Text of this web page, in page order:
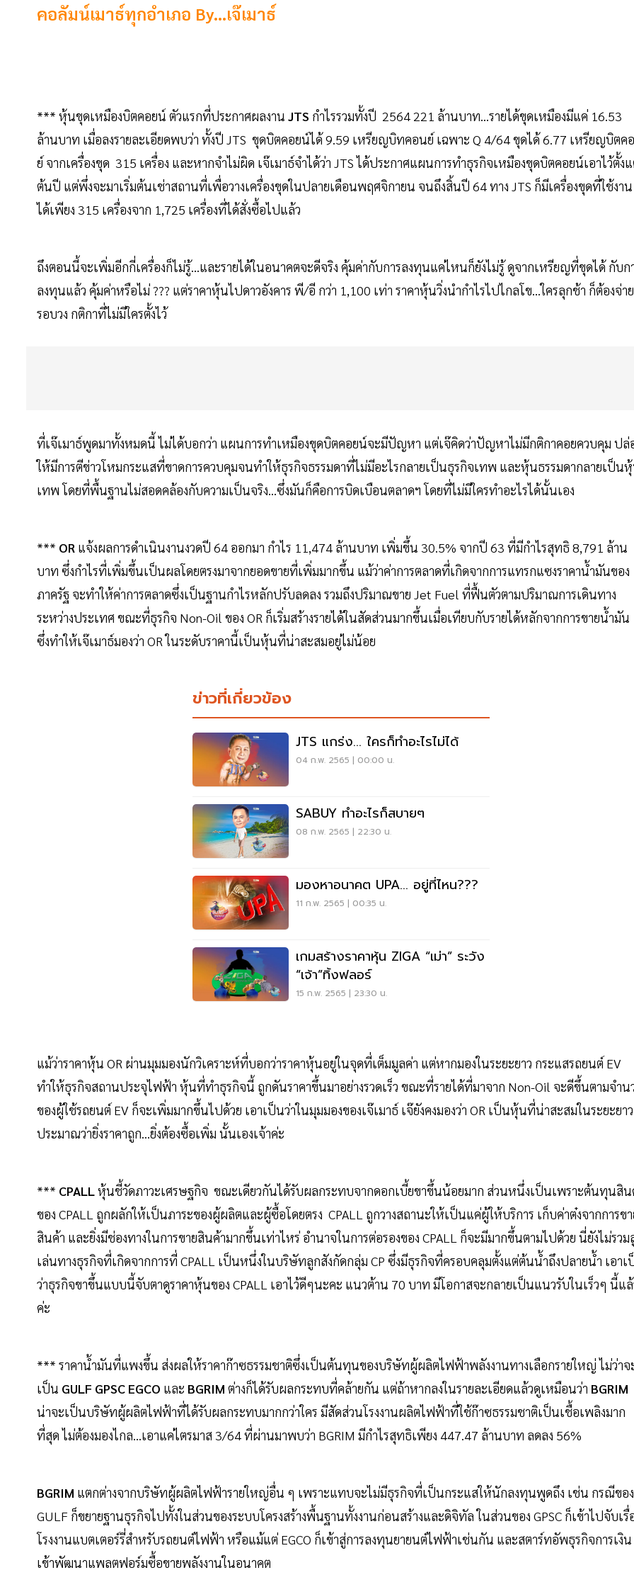
คอลัมน์เมาธ์ทุกอำเภอ By...เจ๊เมาธ์
*** หุ้นขุดเหมืองบิตคอยน์ ตัวแรกที่ประกาศผลงาน JTS กำไรรวมทั้งปี 2564 221 ล้านบาท...รายได้ขุดเหมืองมีแค่ 16.53
ล้านบาท เมื่อลงรายละเอียดพบว่า ทั้งปี JTS ขุดบิตคอยน์ได้ 9.59 เหรียญบิทคอนย์ เฉพาะ Q 4/64 ขุดได้ 6.77 เหรียญบิตค
ย์ จากเครื่องขุด 315 เครื่อง และหากจำไม่ผิด เจ๊เมาธ์จำได้ว่า JTS ได้ประกาศแผนการทำธุรกิจเหมืองขุดบิตคอยน์เอาไว้ตั้ง
ต้นปี แต่พึ่งจะมาเริ่มต้นเช่าสถานที่เพื่อวางเครื่องขุดในปลายเดือนพฤศจิกายน จนถึงสิ้นปี 64 ทาง JTS ก็มีเครื่องขุดที่ใช้งาน
ได้เพียง 315 เครื่องจาก 1,725 เครื่องที่ได้สั่งซื้อไปแล้ว
ถึงตอนนี้จะเพิ่มอีกกี่เครื่องก็ไม่รู้...และรายได้ในอนาคตจะดีจริง คุ้มค่ากับการลงทุนแค่ไหนก็ยังไม่รู้ ดูจากเหรียญที่ขุดได้ กับก
ลงทุนแล้ว คุ้มค่าหรือไม่ ??? แต่ราคาหุ้นไปดาวอังคาร พี/อี กว่า 1,100 เท่า ราคาหุ้นวิ่งนำกำไรไปไกลโข...ใครลุกช้า ก็ต้องจ่าย
รอบวง กติกาที่ไม่มีใครตั้งไว้
ที่เจ๊เมาธ์พูดมาทั้งหมดนี้ ไม่ได้บอกว่า แผนการทำเหมืองขุดบิตคอยน์จะมีปัญหา แต่เจ๊คิดว่าปัญหาไม่มีกติกาคอยควบคุม ปล่
ให้มีการตีข่าวโหมกระแสที่ขาดการควบคุมจนทำให้ธุรกิจธรรมดาที่ไม่มีอะไรกลายเป็นธุรกิจเทพ และหุ้นธรรมดากลายเป็น
เทพ โดยที่พื้นฐานไม่สอดคล้องกับความเป็นจริง...ซึ่งมันก็คือการบิดเบือนตลาดฯ โดยที่ไม่มีใครทำอะไรได้นั้นเอง
*** OR แจ้งผลการดำเนินงานงวดปี 64 ออกมา กำไร 11,474 ล้านบาท เพิ่มขึ้น 30.5% จากปี 63 ที่มีกำไรสุทธิ 8,791 ล้าน
บาท ซึ่งกำไรที่เพิ่มขึ้นเป็นผลโดยตรงมาจากยอดขายที่เพิ่มมากขึ้น แม้ว่าค่าการตลาดที่เกิดจากการแทรกแซงราคาน้ำมันของ
ภาครัฐ จะทำให้ค่าการตลาดซึ่งเป็นฐานกำไรหลักปรับลดลง รวมถึงปริมาณขาย Jet Fuel ที่ฟื้นตัวตามปริมาณการเดินทาง
ระหว่างประเทศ ขณะที่ธุรกิจ Non-Oil ของ OR ก็เริ่มสร้างรายได้ในสัดส่วนมากขึ้นเมื่อเทียบกับรายได้หลักจากการขายน้ำมัน
ซึ่งทำให้เจ๊เมาธ์มองว่า OR ในระดับราคานี้เป็นหุ้นที่น่าสะสมอยู่ไม่น้อย
ข่าวที่เกี่ยวข้อง
JTS แกร่ง... ใครก็ทำอะไรไม่ได้
04 ก.พ. 2565 | 00:00 น.
SABUY ทำอะไรก็สบายๆ
08 ก.พ. 2565 | 22:30 น.
มองหาอนาคต UPA... อยู่ที่ไหน???
11 ก.พ. 2565 | 00:35 น.
เกมสร้างราคาหุ้น ZIGA “เม่า” ระวัง
“เจ้า”ทิ้งฟลอร์
15 ก.พ. 2565 | 23:30 น.
แม้ว่าราคาหุ้น OR ผ่านมุมมองนักวิเคราะห์ที่บอกว่าราคาหุ้นอยู่ในจุดที่เต็มมูลค่า แต่หากมองในระยะยาว กระแสรถยนต์ EV
ทำให้ธุรกิจสถานประจุไฟฟ้า หุ้นที่ทำธุรกิจนี้ ถูกดันราคาขึ้นมาอย่างรวดเร็ว ขณะที่รายได้ที่มาจาก Non-Oil จะดีขึ้นตามจำน
ของผู้ใช้รถยนต์ EV ก็จะเพิ่มมากขึ้นไปด้วย เอาเป็นว่าในมุมมองของเจ๊เมาธ์ เจ๊ยังคงมองว่า OR เป็นหุ้นที่น่าสะสมในระยะยาว
ประมาณว่ายิ่งราคาถูก...ยิ่งต้องซื้อเพิ่ม นั้นเองเจ้าค่ะ
*** CPALLหุ้นชี้วัดภาวะเศรษฐกิจ ขณะเดียวกันได้รับผลกระทบจากดอกเบี้ยขาขึ้นน้อยมาก ส่วนหนึ่งเป็นเพราะต้นทุนสิน
ของ CPALL ถูกผลักให้เป็นภาระของผู้ผลิตและผู้ซื้อโดยตรง CPALL ถูกวางสถานะให้เป็นแค่ผู้ให้บริการ เก็บค่าต๋งจากการข
สินค้า และยิ่งมีช่องทางในการขายสินค้ามากขึ้นเท่าไหร่ อำนาจในการต่อรองของ CPALL ก็จะมีมากขึ้นตามไปด้วย นี่ยังไม่รวม
เล่นทางธุรกิจที่เกิดจากการที่ CPALL เป็นหนึ่งในบริษัทลูกสังกัดกลุ่ม CP ซึ่งมีธุรกิจที่ครอบคลุมตั้งแต่ต้นน้ำถึงปลายน้ำ เอาเ
ว่าธุรกิจขาขึ้นแบบนี้จับตาดูราคาหุ้นของ CPALL เอาไว้ดีๆนะคะ แนวต้าน 70 บาท มีโอกาสจะกลายเป็นแนวรับในเร็วๆ นี้แ
ค่ะ
*** ราคาน้ำมันที่แพงขึ้น ส่งผลให้ราคาก๊าซธรรมชาติซึ่งเป็นต้นทุนของบริษัทผู้ผลิตไฟฟ้าพลังงานทางเลือกรายใหญ่ ไม่ว่าจ
เป็น GULF GPSC EGCO และ BGRIM ต่างก็ได้รับผลกระทบที่คล้ายกัน แต่ถ้าหากลงในรายละเอียดแล้วดูเหมือนว่า BGRIM
น่าจะเป็นบริษัทผู้ผลิตไฟฟ้าที่ได้รับผลกระทบมากกว่าใคร มีสัดส่วนโรงงานผลิตไฟฟ้าที่ใช้ก๊าซธรรมชาติเป็นเชื้อเพลิงมาก
ที่สุด ไม่ต้องมองไกล...เอาแค่ไตรมาส 3/64 ที่ผ่านมาพบว่า BGRIM มีกำไรสุทธิเพียง 447.47 ล้านบาท ลดลง 56%
BGRIM แตกต่างจากบริษัทผู้ผลิตไฟฟ้ารายใหญ่อื่น ๆ เพราะแทบจะไม่มีธุรกิจที่เป็นกระแสให้นักลงทุนพูดถึง เช่น กรณีของ
GULF ก็ขยายฐานธุรกิจไปทั้งในส่วนของระบบโครงสร้างพื้นฐานทั้งงานก่อนสร้างและดิจิทัล ในส่วนของ GPSC ก็เข้าไปจับเรื่
โรงงานแบตเตอร์รี่สำหรับรถยนต์ไฟฟ้า หรือแม้แต่ EGCO ก็เข้าสู่การลงทุนยายนต์ไฟฟ้าเช่นกัน และสตาร์ทอัพธุรกิจการเงิน
เข้าพัฒนาแพลตฟอร์มซื้อขายพลังงานในอนาคต